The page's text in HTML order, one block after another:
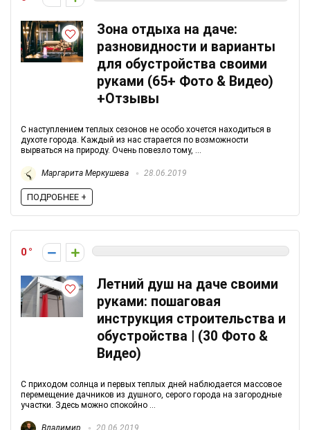
Зона отдыха на даче:
разновидности и варианты
для обустройства своими
руками (65+ Фото & Видео)
+Отзывы
С наступлением теплых сезонов не особо хочется находиться в
духоте города. Каждый из нас старается по возможности
вырваться на природу. Очень повезло тому, ...
Маргарита Меркушева 28.06.2019
ПОДРОБНЕЕ +
0
Летний душ на даче своими
руками: пошаговая
инструкция строительства и
обустройства | (30 Фото &
Видео)
С приходом солнца и первых теплых дней наблюдается массовое
перемещение дачников из душного, серого города на загородные
участки. Здесь можно спокойно ...
Владимир 20.06.2019